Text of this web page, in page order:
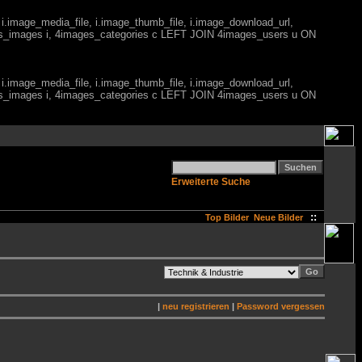
i.image_thumb_file, i.image_download_url,
i, 4images_categories c LEFT JOIN 4images_users u ON
i.image_thumb_file, i.image_download_url,
i, 4images_categories c LEFT JOIN 4images_users u ON
Erweiterte Suche
Top Bilder Neue Bilder ::
| neu registrieren | Password vergessen